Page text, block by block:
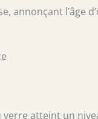
annonçant l’âge
verre atteint un